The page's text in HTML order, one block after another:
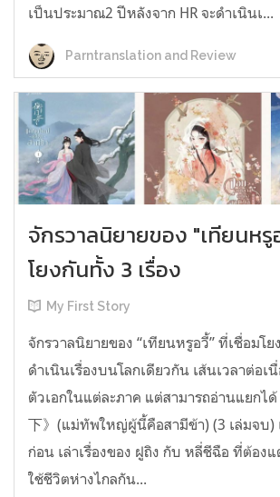
เป็นประมาณ2 ปีหลังจาก HR จะดำเนินเ...
Parntranslation and Review
จักรวาลนิยายของ "เทียนหรู
โยงกันทั้ง 3 เรื่อง
My First Story
จักรวาลนิยายของ “เทียนหรูอวี้” ที่เชื่อมโย
ดำเนินเรื่องบนโลกเดียวกัน เส้นเวลาต่อเ
ตัวเอกในแต่ละภาค แต่สามารถอ่านแยกได้
下》(แม่ทัพใหญ่ผู้นี้คือสามีข้า) (3 เล่มจบ)
ก่อน เล่าเรื่องของ ฝูถิง กับ หลี่ชีฉือ ที่ต้อง
ใช้ชีวิตห่างไกลกัน...